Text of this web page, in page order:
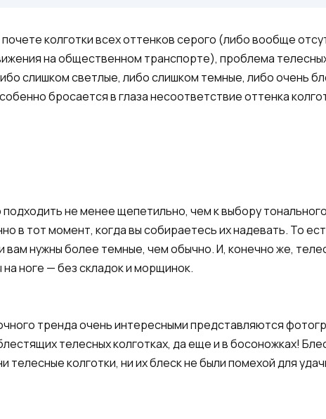
колготки всех оттенков серого (либо вообще
на общественном транспорте), проблема
слишком светлые, либо слишком темные, либо очень
бросается в глаза несоответствие оттенка
не менее щепетильно, чем к выбору
в тот момент, когда вы собираетесь их надевать. То
вам нужны более темные, чем обычно. И, конечно же,
ноге — без складок и морщинок.
тренда очень интересными представляются
телесных колготках, да еще и в босоножках!
колготки, ни их блеск не были помехой для